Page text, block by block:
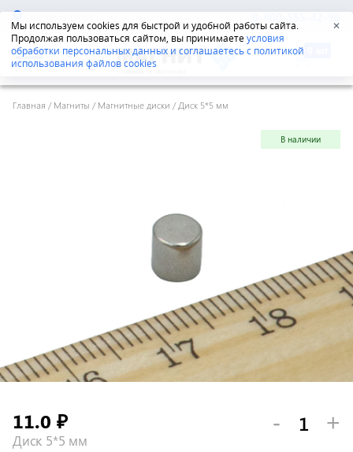
Мы используем cookies для быстрой и удобной работы сайта.
Продолжая пользоваться сайтом, вы принимаетеусловия
обработки персональных данных и соглашаетесь с политикой
использования файлов cookies
✕
Екатеринбург 8-800-555-42-96
Главная /Магниты /Магнитные диски /Диск 5*5 мм
В наличии
Диск 5*5 мм
11.0 ₽ - +